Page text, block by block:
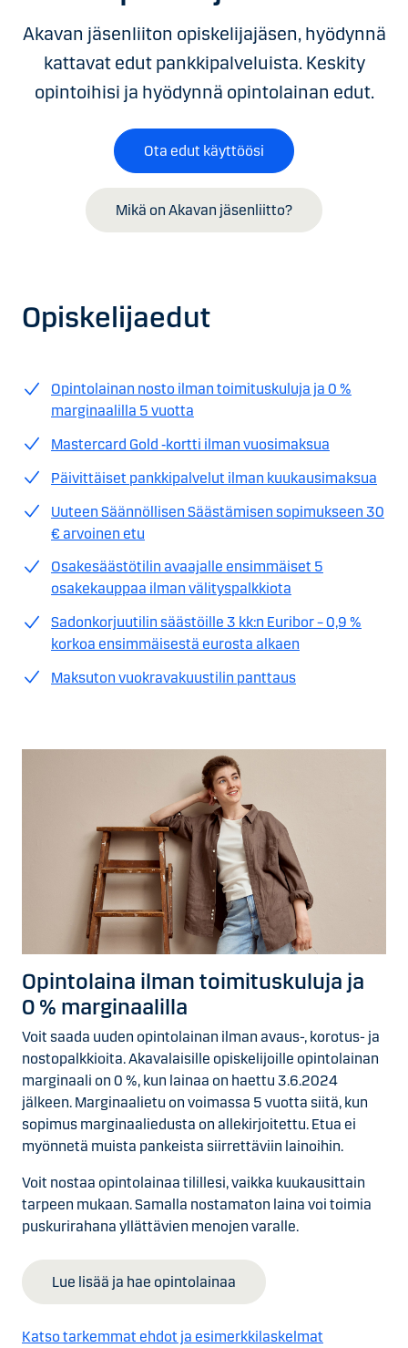
Akavan jäsenliiton opiskelijajäsen, hyödynnä
kattavat edut pankkipalveluista. Keskity
opintoihisi ja hyödynnä opintolainan edut.
Ota edut käyttöösi
Mikä on Akavan jäsenliitto?
Opiskelijaedut
Opintolainan nosto ilman toimituskuluja ja 0 %
marginaalilla 5 vuotta
Mastercard Gold ‑kortti ilman vuosimaksua
Päivittäiset pankkipalvelut ilman kuukausimaksua
Uuteen Säännöllisen Säästämisen sopimukseen 30
€ arvoinen etu
Osakesäästötilin avaajalle ensimmäiset 5
osakekauppaa ilman välityspalkkiota
Sadonkorjuutilin säästöille 3 kk:n Euribor – 0,9 %
korkoa ensimmäisestä eurosta alkaen
Maksuton vuokravakuustilin panttaus
Opinto­laina ilman toimitus­kuluja ja
0 % marginaalilla
Voit saada uuden opintolainan ilman avaus-, korotus- ja
nostopalkkioita. Akavalaisille opiskelijoille opintolainan
marginaali on 0 %, kun lainaa on haettu 3.6.2024
jälkeen. Marginaalietu on voimassa 5 vuotta siitä, kun
sopimus marginaaliedusta on allekirjoitettu. Etua ei
myönnetä muista pankeista siirrettäviin lainoihin.
Voit nostaa opintolainaa tilillesi, vaikka kuukausittain
tarpeen mukaan. Samalla nostamaton laina voi toimia
puskurirahana yllättävien menojen varalle.
Lue lisää ja hae opintolainaa
Katso tarkemmat ehdot ja esimerkkilaskelmat